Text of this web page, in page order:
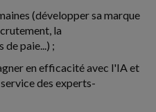
(développer sa marque
la
paie...) ;
en efficacité avec l'IA et
des experts-